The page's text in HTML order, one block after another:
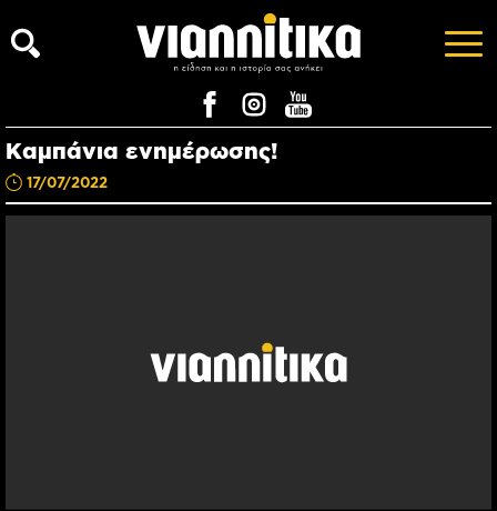
Kαμπάνια ενημέρωσης!
17/07/2022